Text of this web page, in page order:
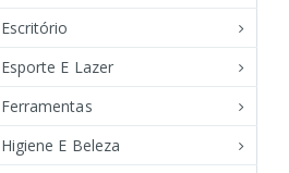
Escritório
Esporte E Lazer
Ferramentas
Higiene E Beleza